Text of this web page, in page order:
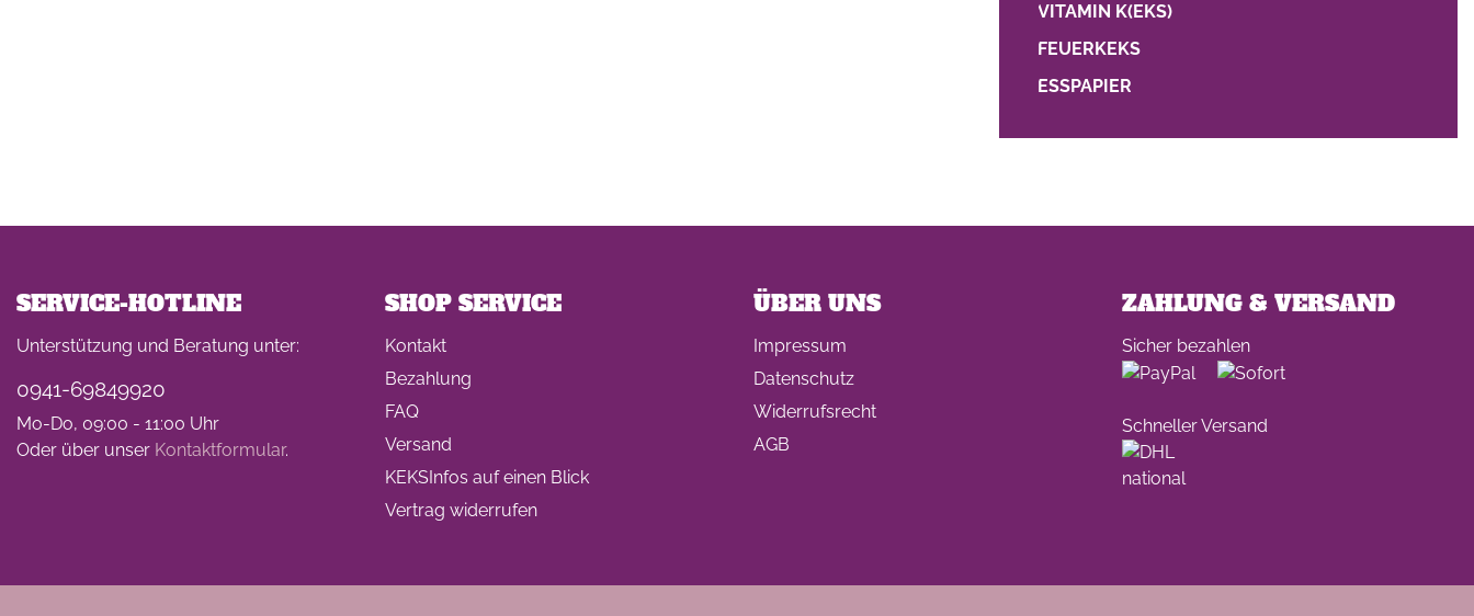
VITAMIN K(EKS)
FEUERKEKS
ESSPAPIER
SERVICE-HOTLINE
Unterstützung und Beratung unter:
0941-69849920
Mo-Do, 09:00 - 11:00 Uhr
Oder über unser Kontaktformular.
SHOP SERVICE
Kontakt
Bezahlung
FAQ
Versand
KEKSInfos auf einen Blick
Vertrag widerrufen
ÜBER UNS
Impressum
Datenschutz
Widerrufsrecht
AGB
ZAHLUNG & VERSAND
Sicher bezahlen
Schneller Versand